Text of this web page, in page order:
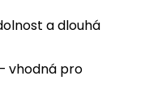
a dlouhá
vhodná pro